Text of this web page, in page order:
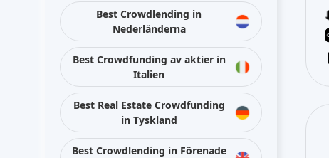
Best Crowdlending in
Nederländerna
Best Crowdfunding av aktier in
Italien
Best Real Estate Crowdfunding
in Tyskland
Best Crowdlending in Förenade